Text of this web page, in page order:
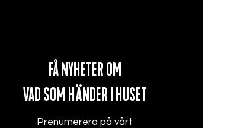
FÅ NYHETER OM
VAD SOMHÄNDER I HUSET
Prenumerera på vårt